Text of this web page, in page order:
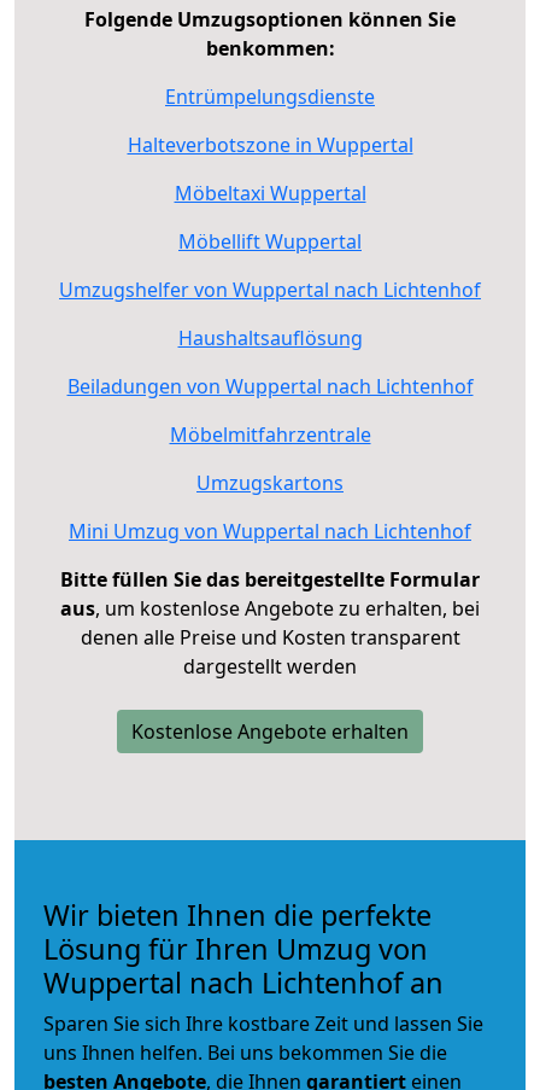
Folgende Umzugsoptionen können Sie
benkommen:
Entrümpelungsdienste
Halteverbotszone in Wuppertal
Möbeltaxi Wuppertal
Möbellift Wuppertal
Umzugshelfer von Wuppertal nach Lichtenhof
Haushaltsauflösung
Beiladungen von Wuppertal nach Lichtenhof
Möbelmitfahrzentrale
Umzugskartons
Mini Umzug von Wuppertal nach Lichtenhof
Bitte füllen Sie das bereitgestellte Formular
aus, um kostenlose Angebote zu erhalten, bei
denen alle Preise und Kosten transparent
dargestellt werden
Kostenlose Angebote erhalten
Wir bieten Ihnen die perfekte
Lösung für Ihren Umzug von
Wuppertal nach Lichtenhof an
Sparen Sie sich Ihre kostbare Zeit und lassen Sie
uns Ihnen helfen. Bei uns bekommen Sie die
besten Angebote, die Ihnen garantiert einen